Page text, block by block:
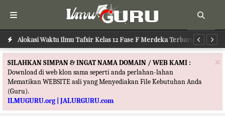
Alokasi Waktu Ilmu Tafsir Kelas 12 Fase F Merdeka Terbaru
×
SILAHKAN SIMPAN & INGAT NAMA DOMAIN / WEB KAMI :
Download di web klon sama seperti anda perlahan-lahan
Mematikan WEBSITE asli yang Menyediakan File Kebutuhan Anda
(Guru).
ILMUGURU.org | JALURGURU.com